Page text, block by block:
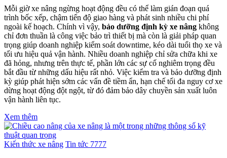
Mỗi giờ xe nâng ngừng hoạt động đều có thể làm gián đoạn quá
trình bốc xếp, chậm tiến độ giao hàng và phát sinh nhiều chi phí
ngoài kế hoạch. Chính vì vậy, bảo dưỡng định kỳ xe nâng không
chỉ đơn thuần là công việc bảo trì thiết bị mà còn là giải pháp quan
trọng giúp doanh nghiệp kiểm soát downtime, kéo dài tuổi thọ xe và
tối ưu hiệu quả vận hành. Nhiều doanh nghiệp chỉ sửa chữa khi xe
đã hỏng, nhưng trên thực tế, phần lớn các sự cố nghiêm trọng đều
bắt đầu từ những dấu hiệu rất nhỏ. Việc kiểm tra và bảo dưỡng định
kỳ giúp phát hiện sớm các vấn đề tiềm ẩn, hạn chế tối đa nguy cơ xe
dừng hoạt động đột ngột, từ đó đảm bảo dây chuyền sản xuất luôn
vận hành liên tục.
Xem thêm
Kiến thức xe nâng Tin tức 7777